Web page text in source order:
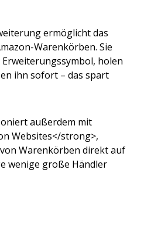
ermöglicht das
Warenkörben. Sie
holen
ihn sofort – das spart
außerdem mit
Websites</strong>,
Warenkörben direkt auf
wenige große Händler